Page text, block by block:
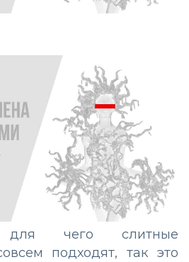
для чего слитные
подходят, так это